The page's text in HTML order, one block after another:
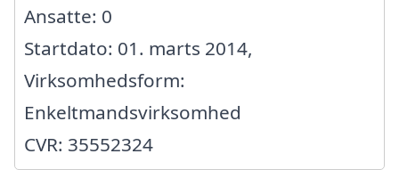
Ansatte: 0
Startdato: 01. marts 2014,
Virksomhedsform:
Enkeltmandsvirksomhed
CVR: 35552324